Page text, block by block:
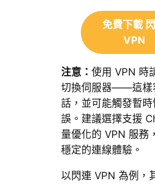
免費下載
VPN
注意： 使用 VPN 時
切換伺服器——這樣
話，並可能觸發暫時
誤。建議選擇支援
量優化的 VPN 服務
穩定的連線體驗。
以閃連 VPN 為例，